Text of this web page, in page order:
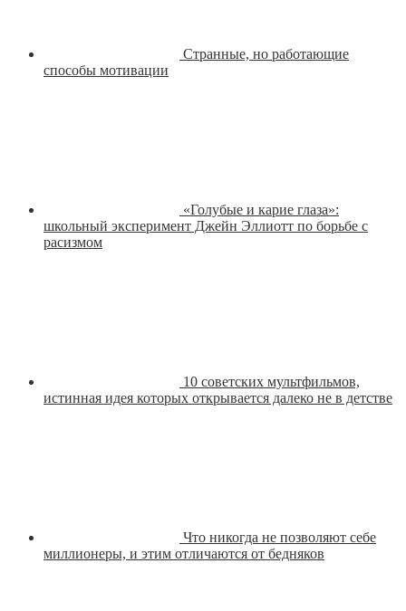
Странные, но работающие
способы мотивации
«Голубые и карие глаза»:
школьный эксперимент Джейн Эллиотт по борьбе с
расизмом
10 советских мультфильмов,
истинная идея которых открывается далеко не в детстве
Что никогда не позволяют себе
миллионеры, и этим отличаются от бедняков